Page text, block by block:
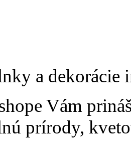
a dekorácie
Vám
prírody,